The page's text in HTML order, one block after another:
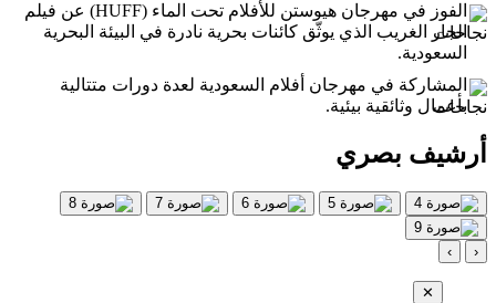
الفوز في مهرجان هيوستن للأفلام تحت الماء (HUFF) عن فيلم
الجار الغريب الذي يوثّق كائنات بحرية نادرة في البيئة البحرية
السعودية.
المشاركة في مهرجان أفلام السعودية لعدة دورات متتالية
بأعمال وثائقية بيئية.
أرشيف بصري
‹
›
✕